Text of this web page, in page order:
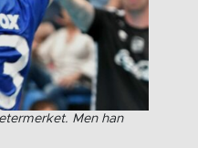
Men han